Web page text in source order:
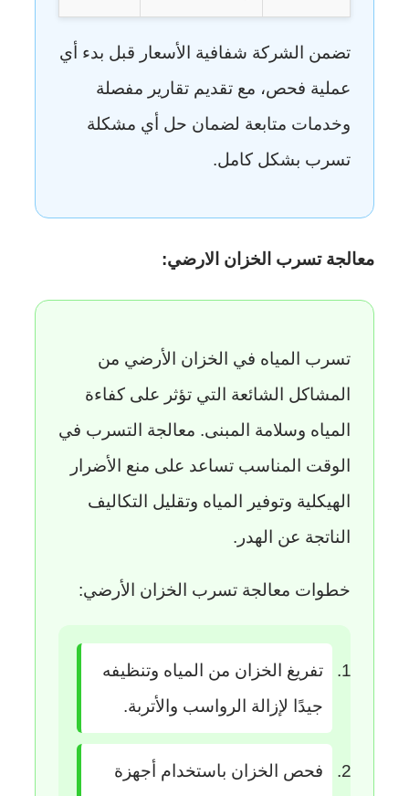
تضمن الشركة شفافية الأسعار قبل بدء أي
عملية فحص، مع تقديم تقارير مفصلة
وخدمات متابعة لضمان حل أي مشكلة
تسرب بشكل كامل.
معالجة تسرب الخزان الارضي:
تسرب المياه في الخزان الأرضي من
المشاكل الشائعة التي تؤثر على كفاءة
المياه وسلامة المبنى. معالجة التسرب في
الوقت المناسب تساعد على منع الأضرار
الهيكلية وتوفير المياه وتقليل التكاليف
الناتجة عن الهدر.
خطوات معالجة تسرب الخزان الأرضي:
تفريغ الخزان من المياه وتنظيفه
جيدًا لإزالة الرواسب والأتربة.
فحص الخزان باستخدام أجهزة